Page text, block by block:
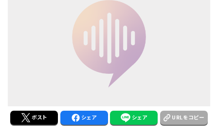
ポスト シェア シェア URLをコピー